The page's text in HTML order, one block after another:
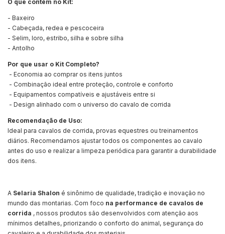
O que contém no Kit:
- Baxeiro
- Cabeçada, redea e pescoceira
- Selim, loro, estribo, silha e sobre silha
- Antolho
Por que usar o Kit Completo?
- Economia ao comprar os itens juntos
- Combinação ideal entre proteção, controle e conforto
- Equipamentos compatíveis e ajustáveis entre si
- Design alinhado com o universo do cavalo de corrida
Recomendação de Uso:
Ideal para cavalos de corrida, provas equestres ou treinamentos
diários. Recomendamos ajustar todos os componentes ao cavalo
antes do uso e realizar a limpeza periódica para garantir a durabilidade
dos itens.
A Selaria Shalon é sinônimo de qualidade, tradição e inovação no
mundo das montarias. Com foco na performance de cavalos de
corrida , nossos produtos são desenvolvidos com atenção aos
mínimos detalhes, priorizando o conforto do animal, segurança do